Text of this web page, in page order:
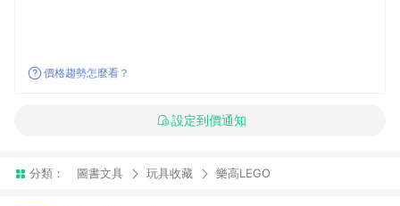
價格趨勢怎麼看？
設定到價通知
分類： 圖書文具 玩具收藏 樂高LEGO